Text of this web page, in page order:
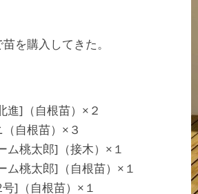
を購入してきた。
進]（自根苗）×２
自根苗）×３
ム桃太郎]（接木）×１
ム桃太郎]（自根苗）×１
]（自根苗）×１